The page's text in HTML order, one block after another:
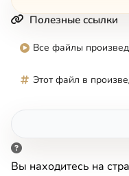
Полезные ссылки
Все файлы
Этот файл в
Вы находитесь на